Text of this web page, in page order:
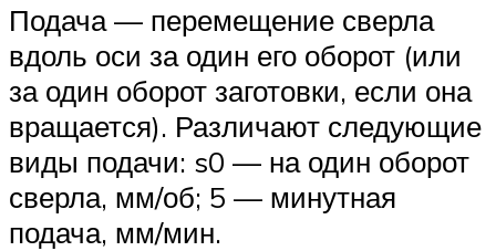
Подача — перемещение сверла
вдоль оси за один его оборот (или
за один оборот заготовки, если она
вращается). Различают следующие
виды подачи: s0 — на один оборот
сверла, мм/об; 5 — минутная
подача, мм/мин.